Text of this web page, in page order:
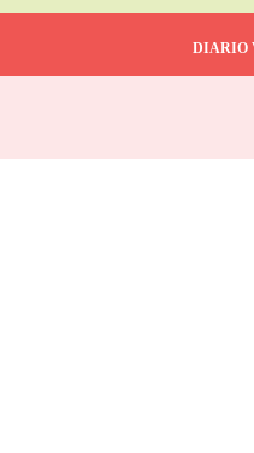
DIARIO